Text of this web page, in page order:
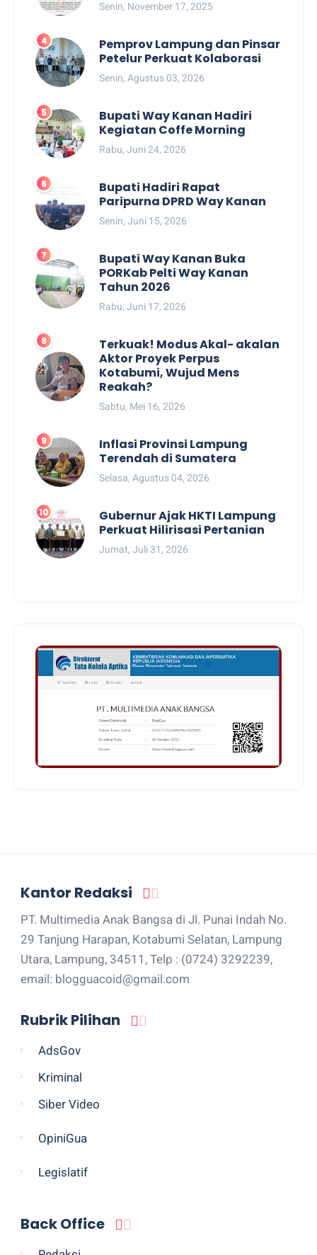
Senin, November 17, 2025
Pemprov Lampung dan Pinsar
Petelur Perkuat Kolaborasi
Senin, Agustus 03, 2026
Bupati Way Kanan Hadiri
Kegiatan Coffe Morning
Rabu, Juni 24, 2026
Bupati Hadiri Rapat
Paripurna DPRD Way Kanan
Senin, Juni 15, 2026
Bupati Way Kanan Buka
PORKab Pelti Way Kanan
Tahun 2026
Rabu, Juni 17, 2026
Terkuak! Modus Akal- akalan
Aktor Proyek Perpus
Kotabumi, Wujud Mens
Reakah?
Sabtu, Mei 16, 2026
Inflasi Provinsi Lampung
Terendah di Sumatera
Selasa, Agustus 04, 2026
Gubernur Ajak HKTI Lampung
Perkuat Hilirisasi Pertanian
Jumat, Juli 31, 2026
Kantor Redaksi
PT. Multimedia Anak Bangsa di Jl. Punai Indah No.
29 Tanjung Harapan, Kotabumi Selatan, Lampung
Utara, Lampung, 34511, Telp : (0724) 3292239,
email: blogguacoid@gmail.com
Rubrik Pilihan
AdsGov
Kriminal
Siber Video
OpiniGua
Legislatif
Back Office